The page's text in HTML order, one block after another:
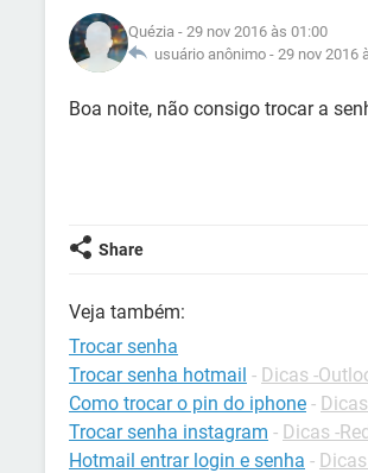
Quézia - 29 nov 2016 às 01:00
usuário anônimo - 29 nov 2016
Boa noite, não consigo trocar a
Share
Veja também:
Trocar senha
Trocar senha hotmail - Dicas -
Como trocar o pin do iphone -
Trocar senha instagram - Dicas -
Hotmail entrar login e senha -